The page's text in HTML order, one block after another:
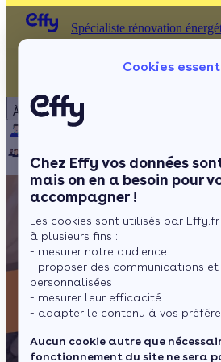
Cookies
Chez Effy vos données
mais on en a besoin pour
accompagner !
Les cookies sont utilisés par
à plusieurs fins :
- mesurer notre audience
- proposer des communications
personnalisées
- mesurer leur efficacité
- adapter le contenu à vos
Aucun cookie autre que
fonctionnement du site ne sera
À propos
Notre équipe
Rejoignez-nous
Spécialiste rénovation
Spécialiste rénovation